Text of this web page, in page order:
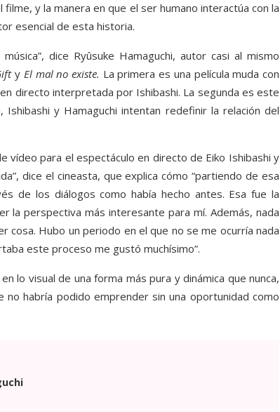
y la manera en que el ser humano interactúa con la
esencial de esta historia.
dice Ryûsuke Hamaguchi, autor casi al mismo
y El mal no existe. La primera es una película muda con
directo interpretada por Ishibashi. La segunda es este
y Hamaguchi intentan redefinir la relación del
vídeo para el espectáculo en directo de Eiko Ishibashi y
dice el cineasta, que explica cómo “partiendo de esa
de los diálogos como había hecho antes. Esa fue la
la perspectiva más interesante para mí. Además, nada
cosa. Hubo un periodo en el que no se me ocurría nada
este proceso me gustó muchísimo”.
lo visual de una forma más pura y dinámica que nunca,
habría podido emprender sin una oportunidad como